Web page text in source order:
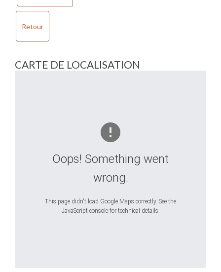
Retour
CARTE DE LOCALISATION
Oops! Something went
wrong.
This page didn't load Google Maps correctly. See the
JavaScript console for technical details.